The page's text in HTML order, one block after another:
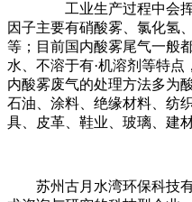
工业生产过程中会挥
因子主要有硝酸雾、氯化氢
等；目前国内酸雾尾气一般
水、不溶于有·机溶剂等特点，
内酸雾废气的处理方法多为
石油、涂料、绝缘材料、纺
具、皮革、鞋业、玻璃、建材
苏州古月水湾环保科技